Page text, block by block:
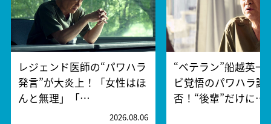
レジェンド医師の“パワハラ
発言”が大炎上！「女性はほ
んと無理」「…
2026.08.06
“ベテラン”船越英一
ビ覚悟のパワハラ謝
否！“後輩”だけに…